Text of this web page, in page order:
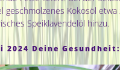
geschmolzenes Kokosöl etwa
Speiklavendelöl hinzu.
2024 Deine Gesundheit: